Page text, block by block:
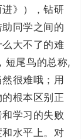
》），钻研
同学之间的
大不了的难
短尾鸟的总称,
很难哦；用
根本区别正
学习的失败
水平上。对